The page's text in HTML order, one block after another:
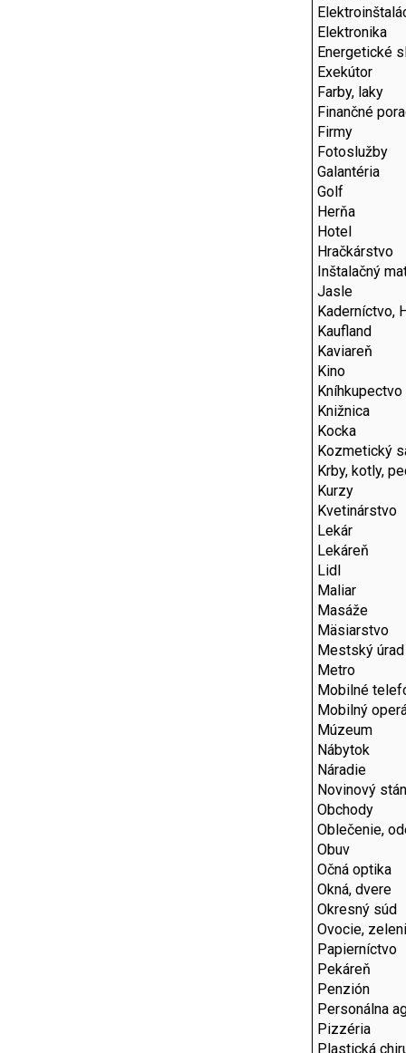
Elektronika
Energetické
Exekútor
Farby, laky
Finančné
Firmy
Fotoslužby
Galantéria
Golf
Herňa
Hotel
Hračkárstvo
Inštalačný
Jasle
Kaderníctvo,
Kaufland
Kaviareň
Kino
Kníhkupectvo
Knižnica
Kocka
Kozmetický
Krby, kotly,
Kurzy
Kvetinárstvo
Lekár
Lekáreň
Lidl
Maliar
Masáže
Mäsiarstvo
Mestský úrad
Metro
Mobilné
Mobilný
Múzeum
Nábytok
Náradie
Novinový
Obchody
Oblečenie,
Obuv
Očná optika
Okná, dvere
Okresný súd
Ovocie,
Papierníctvo
Pekáreň
Penzión
Personálna
Pizzéria
Plastická